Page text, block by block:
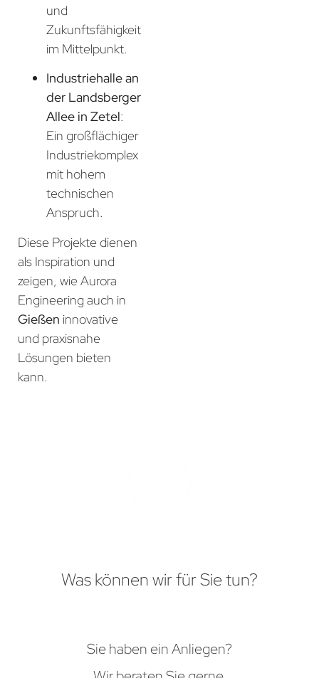
und
Zukunftsfähigkeit
im Mittelpunkt.
Industriehalle an
der Landsberger
Allee in Zetel:
Ein großflächiger
Industriekomplex
mit hohem
technischen
Anspruch.
Diese Projekte dienen
als Inspiration und
zeigen, wie Aurora
Engineering auch in
Gießen innovative
und praxisnahe
Lösungen bieten
kann.
Was können wir für Sie tun?
Sie haben ein Anliegen?